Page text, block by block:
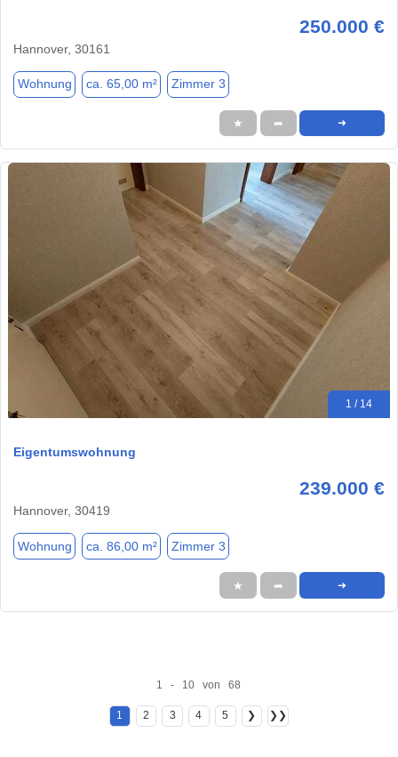
250.000 €
Hannover, 30161
Wohnung ca. 65,00 m² Zimmer 3
★ ➦ ➜
1 / 14
Eigentumswohnung
239.000 €
Hannover, 30419
Wohnung ca. 86,00 m² Zimmer 3
★ ➦ ➜
1 - 10 von 68
1 2 3 4 5 ❯ ❯❯